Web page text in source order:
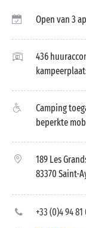
Open van 3
436
Camping
beperkte
189 Les
83370 Saint-
+33 (0)4 94 81